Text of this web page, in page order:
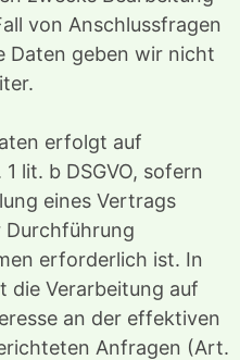
von Anschlussfragen
Daten geben wir nicht
erfolgt auf
lit. b DSGVO, sofern
eines Vertrags
Durchführung
erforderlich ist. In
die Verarbeitung auf
an der effektiven
Anfragen (Art.